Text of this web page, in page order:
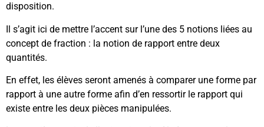
disposition.
Il s’agit ici de mettre l’accent sur l’une des 5 notions liées au
concept de fraction : la notion de rapport entre deux
quantités.
En effet, les élèves seront amenés à comparer une forme par
rapport à une autre forme afin d’en ressortir le rapport qui
existe entre les deux pièces manipulées.